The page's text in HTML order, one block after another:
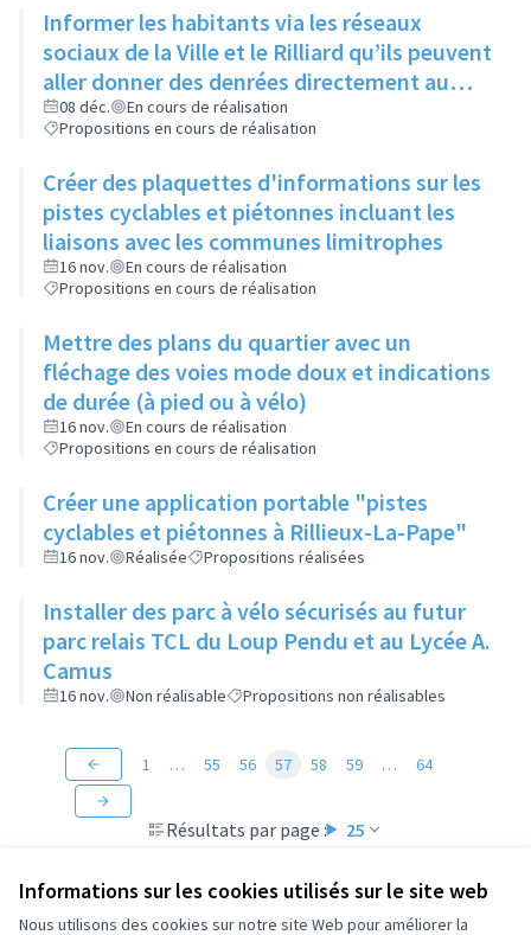
Informations sur les cookies utilisés sur le site web
Nous utilisons des cookies sur notre site Web pour améliorer la
Informer les habitants via les réseaux
sociaux de la Ville et le Rilliard qu’ils peuvent
aller donner des denrées directement au
local des restos du cœur (au 1- 3 rue Jacques
Prévert), les lundis, mardis et mercredis
08 déc.
En cours de réalisation
Propositions en cours de réalisation
Créer des plaquettes d'informations sur les
pistes cyclables et piétonnes incluant les
liaisons avec les communes limitrophes
16 nov.
En cours de réalisation
Propositions en cours de réalisation
Mettre des plans du quartier avec un
fléchage des voies mode doux et indications
de durée (à pied ou à vélo)
16 nov.
En cours de réalisation
Propositions en cours de réalisation
Créer une application portable "pistes
cyclables et piétonnes à Rillieux-La-Pape"
16 nov. Réalisée Propositions réalisées
Installer des parc à vélo sécurisés au futur
parc relais TCL du Loup Pendu et au Lycée A.
Camus
16 nov. Non réalisable Propositions non réalisables
Résultats par page : 25
1 … 55 56 57 58 59 … 64